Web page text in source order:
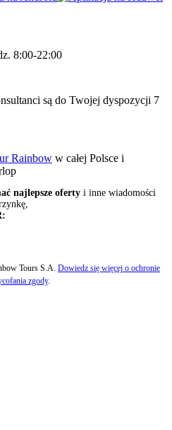
8:00-22:00
są do Twojej dyspozycji 7
Rainbow w całej Polsce i
najlepsze oferty i inne wiadomości
Tours S.A. Dowiedz się więcej o ochronie
zgody.